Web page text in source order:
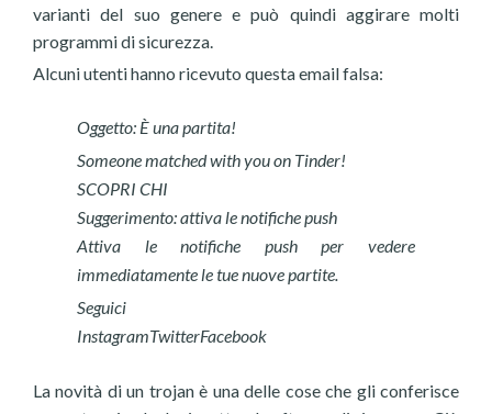
varianti del suo genere e può quindi aggirare molti
programmi di sicurezza.
Alcuni utenti hanno ricevuto questa email falsa:
Oggetto: È una partita!
Someone matched with you on Tinder!
SCOPRI CHI
Suggerimento: attiva le notifiche push
Attiva le notifiche push per vedere
immediatamente le tue nuove partite.
Seguici
InstagramTwitterFacebook
La novità di un trojan è una delle cose che gli conferisce